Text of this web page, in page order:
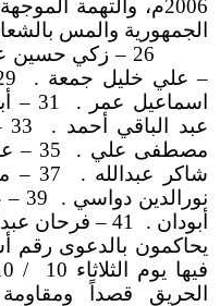
2006م، والتهمة الموجهة إليه
الجمهورية والمس
26 – زكي حسين عمر .
– علي خليل جمعة .
29 – خليل
اسماعيل عمر .
31 – أبراهيم حمزة حسين .
عبد الباقي أحمد .
33 – محمد محمود سفر .
مصطفى علي .
35 – علي محمود حسن .
شاكر عبدالله .
37 – مظلوم حمزة حسين .
نورالدين دواسي .
39 – علي حسين عمر .
أبودان .
41 – فرحان عبدالله خليل .
فيها يوم الثلاثاء 10
/ 10 / 2006، والتهمة الموجهة إليهم
الحريق قصداً ومقاومة